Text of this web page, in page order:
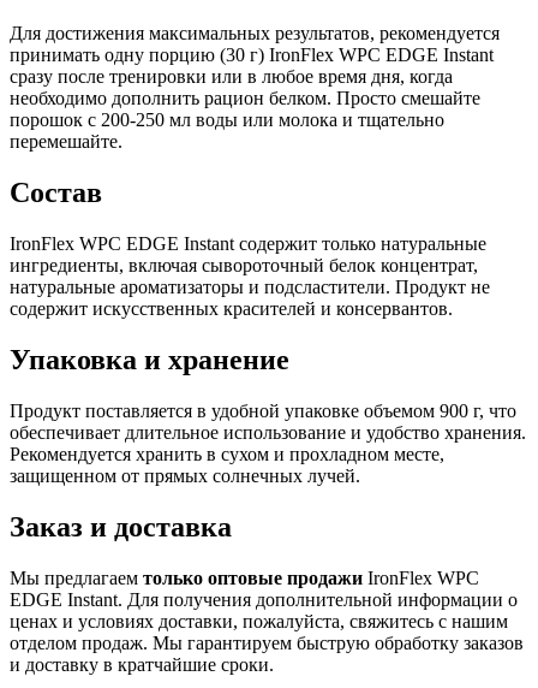
Для достижения максимальных результатов, рекомендуется
принимать одну порцию (30 г) IronFlex WPC EDGE Instant
сразу после тренировки или в любое время дня, когда
необходимо дополнить рацион белком. Просто смешайте
порошок с 200-250 мл воды или молока и тщательно
перемешайте.
Состав
IronFlex WPC EDGE Instant содержит только натуральные
ингредиенты, включая сывороточный белок концентрат,
натуральные ароматизаторы и подсластители. Продукт не
содержит искусственных красителей и консервантов.
Упаковка и хранение
Продукт поставляется в удобной упаковке объемом 900 г, что
обеспечивает длительное использование и удобство хранения.
Рекомендуется хранить в сухом и прохладном месте,
защищенном от прямых солнечных лучей.
Заказ и доставка
Мы предлагаем только оптовые продажи IronFlex WPC
EDGE Instant. Для получения дополнительной информации о
ценах и условиях доставки, пожалуйста, свяжитесь с нашим
отделом продаж. Мы гарантируем быструю обработку заказов
и доставку в кратчайшие сроки.